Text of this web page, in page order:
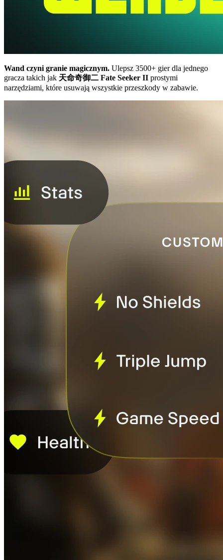
Wand czyni granie magicznym. Ulepsz 3500+ gier dla jednego
gracza takich jak 天命奇御二 Fate Seeker II prostymi
narzędziami, które usuwają wszystkie przeszkody w zabawie.